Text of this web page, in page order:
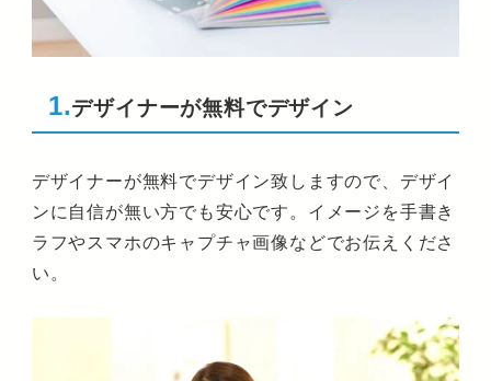
1.デザイナーが無料でデザイン
デザイナーが無料でデザイン致しますので、デザイ
ンに自信が無い方でも安心です。イメージを手書き
ラフやスマホのキャプチャ画像などでお伝えくださ
い。